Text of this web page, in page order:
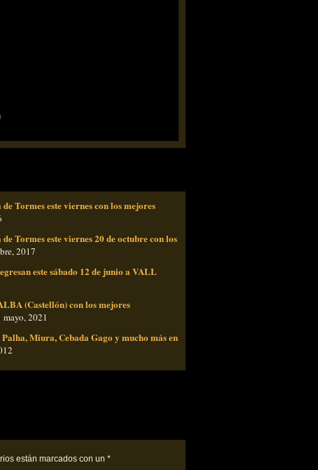
Tormes este viernes con los mejores
Tormes este viernes 20 de octubre con los
2017
este sábado 12 de junio a VALL
(Castellón) con los mejores
mayo, 2021
Miura, Cebada Gago y mucho más en
están marcados con un *